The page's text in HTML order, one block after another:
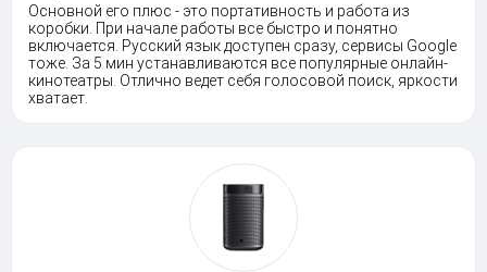
Основной его плюс - это портативность и работа из
коробки. При начале работы все быстро и понятно
включается. Русский язык доступен сразу, сервисы Google
тоже. За 5 мин устанавливаются все популярные онлайн-
кинотеатры. Отлично ведет себя голосовой поиск, яркости
хватает.